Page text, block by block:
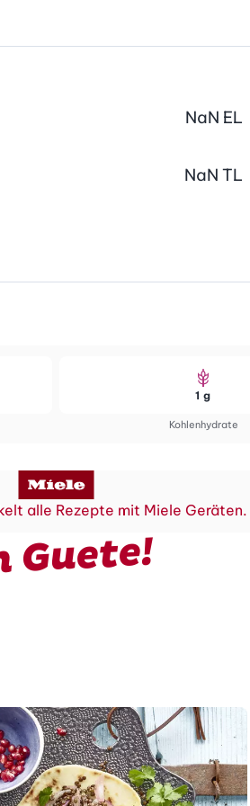
NaN EL
NaN TL
Kohlenhydrate
1 g
alle Rezepte mit Miele Geräten.
Guete!